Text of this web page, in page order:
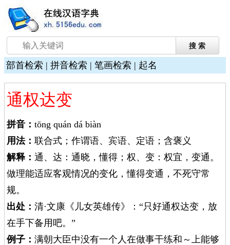
部首检索 | 拼音检索 | 笔画检索 | 起名
通权达变
拼音： tōng quán dá biàn
用法： 联合式；作谓语、宾语、定语；含褒义
解释： 通、达：通晓，懂得；权、变：权宜，变通。
做理能适应客观情况的变化，懂得变通，不死守常
规。
出处： 清·文康《儿女英雄传》：“只好通权达变，放
在手下备用吧。”
例子： 满朝大臣中没有一个人在做事干练和～上能够